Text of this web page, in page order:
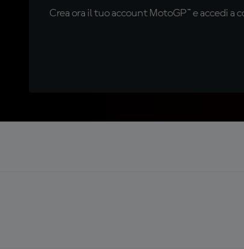
Crea ora il tuo account MotoGP™ e accedi